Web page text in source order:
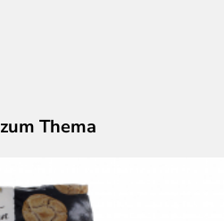
Thema